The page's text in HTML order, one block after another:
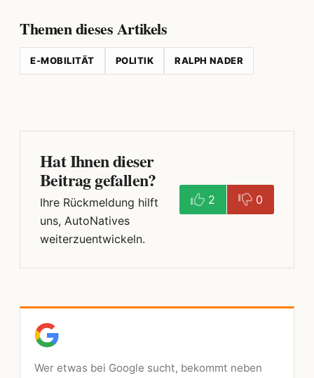
Themen dieses Artikels
E-MOBILITÄT POLITIK RALPH NADER
Hat Ihnen dieser
Beitrag gefallen?
Ihre Rückmeldung hilft
uns, AutoNatives
weiterzuentwickeln.
2 0
Wer etwas bei Google sucht, bekommt neben